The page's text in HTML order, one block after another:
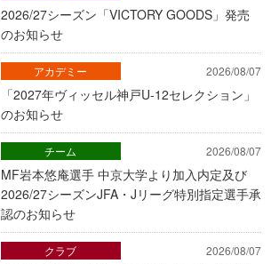
2026/27シーズン「VICTORY GOODS」発売
のお知らせ
2026/08/07
「2027年ヴィッセル神戸U-12セレクション」
のお知らせ
アカデミー
2026/08/07
MF岩本悠庵選手 中京大学より加入内定及び
2026/27シーズンJFA・Jリーグ特別指定選手承
認のお知らせ
チーム
2026/08/07
クラブ